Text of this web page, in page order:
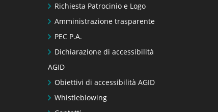
Richiesta Patrocinio e Logo
Amministrazione trasparente
PEC P.A.
Dichiarazione di accessibilità
AGID
Obiettivi di accessibilità AGID
Whistleblowing